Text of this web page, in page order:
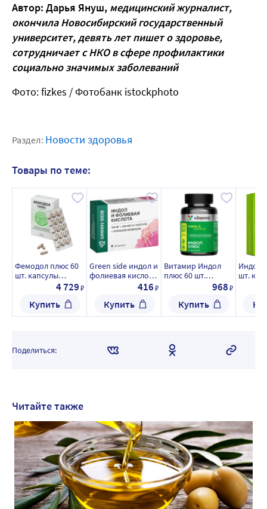
Автор: Дарья Януш, медицинский журналист,
окончила Новосибирский государственный
университет, девять лет пишет о здоровье,
сотрудничает с НКО в сфере профилактики
социально значимых заболеваний
Фото: fizkes / Фотобанк istockphoto
Раздел: Новости здоровья
Товары по теме:
Фемодол плюс 60
шт. капсулы
массой 390 мг/
4 729₽
Купить
Green side индол и
фолиевая кислота
30 шт. капсулы416₽
Купить
Витамир Индол
плюс 60 шт.
капсулы массой
968₽
Купить
Индол
шт.
Поделиться:
Читайте также